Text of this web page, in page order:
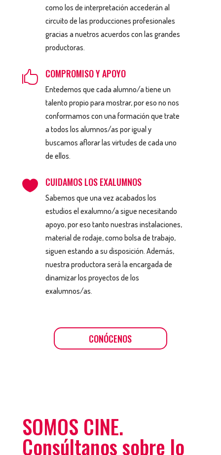
como los de interpretación accederán al
circuito de las producciones profesionales
gracias a nuetros acuerdos con las grandes
productoras.
 COMPROMISO Y APOYO
Entedemos que cada alumno/a tiene un
talento propio para mostrar, por eso no nos
conformamos con una formación que trate
a todos los alumnos/as por igual y
buscamos aflorar las virtudes de cada uno
de ellos.
 CUIDAMOS LOS EXALUMNOS
Sabemos que una vez acabados los
estudios el exalumno/a sigue necesitando
apoyo, por eso tanto nuestras instalaciones,
material de rodaje, como bolsa de trabajo,
siguen estando a su disposición. Además,
nuestra productora será la encargada de
dinamizar los proyectos de los
exalumnos/as.
CONÓCENOS
SOMOS CINE.
Consúltanos sobre lo